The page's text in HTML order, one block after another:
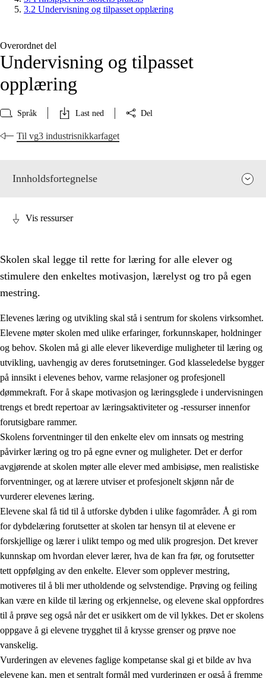
3.2 Undervisning og tilpasset opplæring
Overordnet del
Undervisning og tilpasset
opplæring
Språk Last ned Del
Til vg3 industrisnikkarfaget
Innholdsfortegnelse
3. Prinsipper for skolens praksis
3.1 Et inkluderende læringsmiljø
3.2 Undervisning og tilpasset opplæring
3.3 Samarbeid mellom hjem og skole
3.4 Opplæring i lærebedrift og arbeidsliv
3.5 Profesjonsfellesskap og skoleutvikling
Vis ressurser
Skolen skal legge til rette for læring for alle elever og
stimulere den enkeltes motivasjon, lærelyst og tro på egen
mestring.
Elevenes læring og utvikling skal stå i sentrum for skolens virksomhet.
Elevene møter skolen med ulike erfaringer, forkunnskaper, holdninger
og behov. Skolen må gi alle elever likeverdige muligheter til læring og
utvikling, uavhengig av deres forutsetninger. God klasseledelse bygger
på innsikt i elevenes behov, varme relasjoner og profesjonell
dømmekraft. For å skape motivasjon og læringsglede i undervisningen
trengs et bredt repertoar av læringsaktiviteter og -ressurser innenfor
forutsigbare rammer.
Skolens forventninger til den enkelte elev om innsats og mestring
påvirker læring og tro på egne evner og muligheter. Det er derfor
avgjørende at skolen møter alle elever med ambisiøse, men realistiske
forventninger, og at lærere utviser et profesjonelt skjønn når de
vurderer elevenes læring.
Elevene skal få tid til å utforske dybden i ulike fagområder. Å gi rom
for dybdelæring forutsetter at skolen tar hensyn til at elevene er
forskjellige og lærer i ulikt tempo og med ulik progresjon. Det krever
kunnskap om hvordan elever lærer, hva de kan fra før, og forutsetter
tett oppfølging av den enkelte. Elever som opplever mestring,
motiveres til å bli mer utholdende og selvstendige. Prøving og feiling
kan være en kilde til læring og erkjennelse, og elevene skal oppfordres
til å prøve seg også når det er usikkert om de vil lykkes. Det er skolens
oppgave å gi elevene trygghet til å krysse grenser og prøve noe
vanskelig.
Vurderingen av elevenes faglige kompetanse skal gi et bilde av hva
elevene kan, men et sentralt formål med vurderingen er også å fremme